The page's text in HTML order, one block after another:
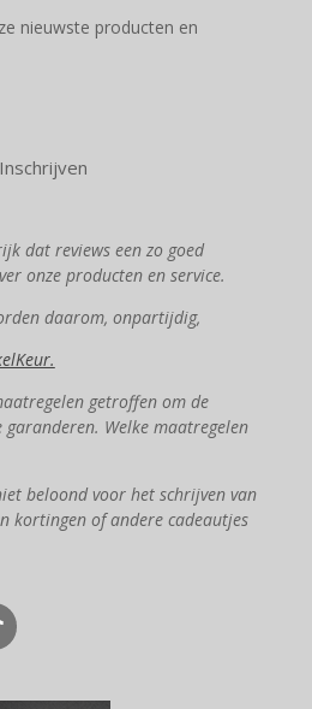
nieuwste producten en
Inschrijven
dat reviews een zo goed
onze producten en service.
daarom, onpartijdig,
getroffen om de
garanderen. Welke maatregelen
beloond voor het schrijven van
kortingen of andere cadeautjes